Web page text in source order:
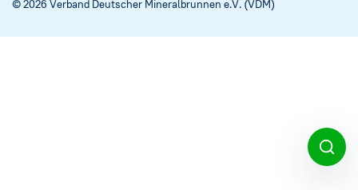
© 2026 Verband Deutscher Mineralbrunnen e.V. (VDM)